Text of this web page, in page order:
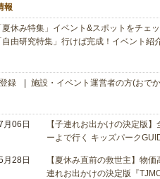
報
休み特集」イベント&スポットをチェ
由研究特集」行けば完成！イベント紹
録 施設・イベント運営者の方(おで
月06日
【子連れお出かけの決定版
ーよで行く キッズパーク
月28日
【夏休み直前の救世主】物
連れお出かけの決定版『